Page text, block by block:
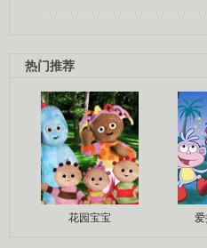
热门推荐
花园宝宝